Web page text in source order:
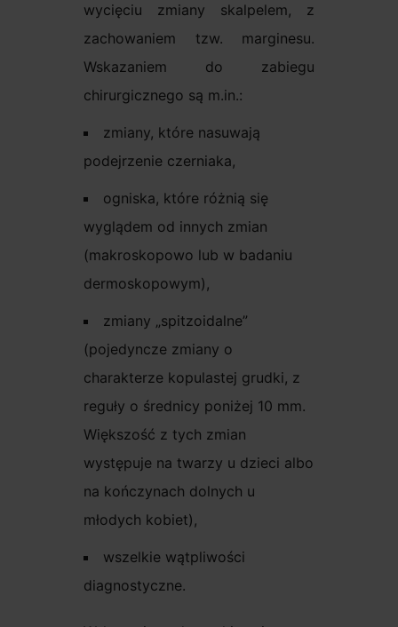
wycięciu zmiany skalpelem, z
zachowaniem tzw. marginesu.
Wskazaniem do zabiegu
chirurgicznego są m.in.:
zmiany, które nasuwają
podejrzenie czerniaka,
ogniska, które różnią się
wyglądem od innych zmian
(makroskopowo lub w badaniu
dermoskopowym),
zmiany „spitzoidalne”
(pojedyncze zmiany o
charakterze kopulastej grudki, z
reguły o średnicy poniżej 10 mm.
Większość z tych zmian
występuje na twarzy u dzieci albo
na kończynach dolnych u
młodych kobiet),
wszelkie wątpliwości
diagnostyczne.